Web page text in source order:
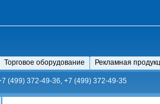
Торговое оборудование Рекламная
(499) 372-49-36, +7 (499) 372-49-35